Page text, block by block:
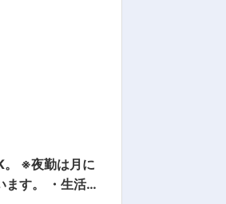
間関係で悩む
。 ※夜勤は月に